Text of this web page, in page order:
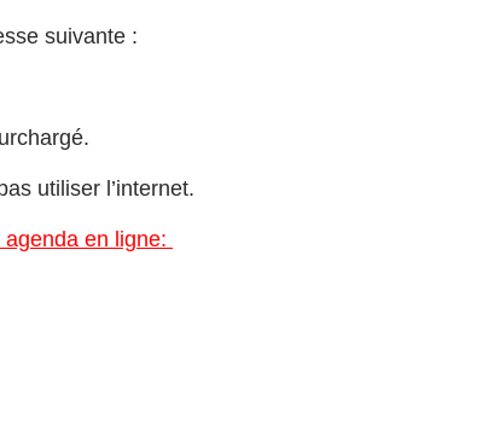
suivante :
utiliser l’internet.
en ligne: